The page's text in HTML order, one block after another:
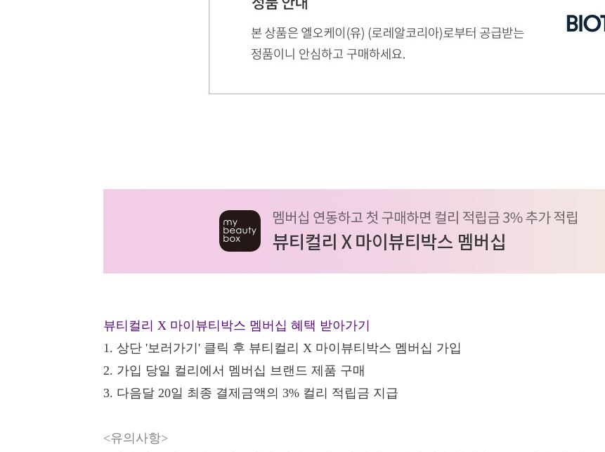
뷰티컬리 X 마이뷰티박스 멤버십 혜택 받아가기
1. 상단 '보러가기' 클릭 후 뷰티컬리 X 마이뷰티박스 멤버십 가입
2. 가입 당일 컬리에서 멤버십 브랜드 제품 구매
3. 다음달 20일 최종 결제금액의 3% 컬리 적립금 지급
<유의사항>